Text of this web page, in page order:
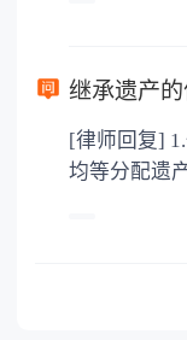
以防对财产
公证。
继承遗产的
[律师回复] 1.一般情况下，同一顺序的各继承人
均等分配遗产。 2.同一顺序继承人
或者与被继